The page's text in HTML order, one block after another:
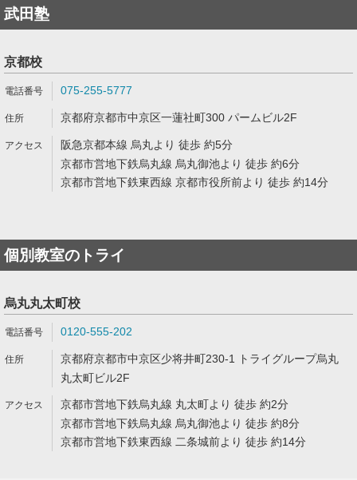
武田塾
京都校
075-255-5777
京都府京都市中京区一蓮社町300 パームビル2F
阪急京都本線 烏丸より 徒歩 約5分
京都市営地下鉄烏丸線 烏丸御池より 徒歩 約6分
京都市営地下鉄東西線 京都市役所前より 徒歩 約14分
個別教室のトライ
烏丸丸太町校
0120-555-202
京都府京都市中京区少将井町230-1 トライグループ烏丸
丸太町ビル2F
京都市営地下鉄烏丸線 丸太町より 徒歩 約2分
京都市営地下鉄烏丸線 烏丸御池より 徒歩 約8分
京都市営地下鉄東西線 二条城前より 徒歩 約14分